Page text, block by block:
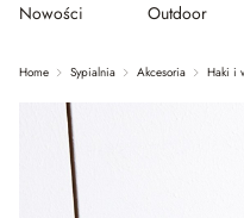
Nowości Outdoor
Home Sypialnia Akcesoria Haki i